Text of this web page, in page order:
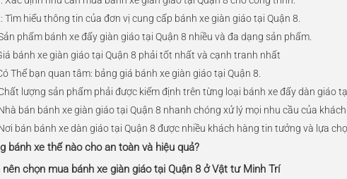
Tìm hiểu thông tin của đơn vị cung cấp bánh xe giàn giáo tại Quận 8.
phẩm bánh xe đẩy giàn giáo tại Quận 8 nhiều và đa dạng sản phẩm.
bánh xe giàn giáo tại Quận 8 phải tốt nhất và cạnh tranh nhất
Thể bạn quan tâm: bảng giá bánh xe giàn giáo tại Quận 8.
lượng sản phẩm phải được kiểm định trên từng loại bánh xe đẩy dàn giáo
bán bánh xe giàn giáo tại Quận 8 nhanh chóng xử lý mọi nhu cầu của
bán bánh xe dàn giáo tại Quận 8 được nhiều khách hàng tin tưởng và lựa
bánh xe thế nào cho an toàn và hiệu quả?
nên chọn mua bánh xe giàn giáo tại Quận 8 ở Vật tư Minh Trí